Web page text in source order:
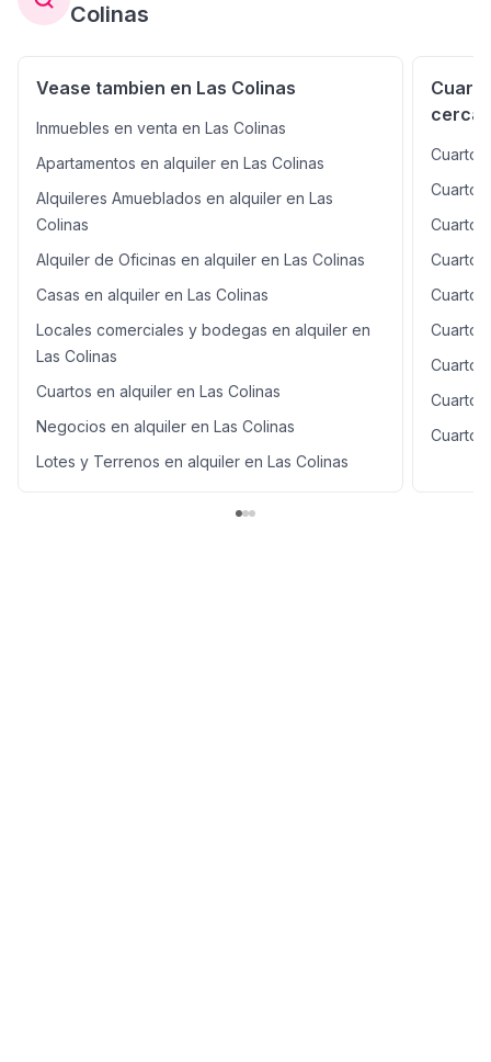
Colinas
Vease tambien en Las Colinas
Inmuebles en venta en Las Colinas
Apartamentos en alquiler en Las Colinas
Alquileres Amueblados en alquiler en Las
Colinas
Alquiler de Oficinas en alquiler en Las Colinas
Casas en alquiler en Las Colinas
Locales comerciales y bodegas en alquiler en
Las Colinas
Cuartos en alquiler en Las Colinas
Negocios en alquiler en Las Colinas
Lotes y Terrenos en alquiler en Las Colinas